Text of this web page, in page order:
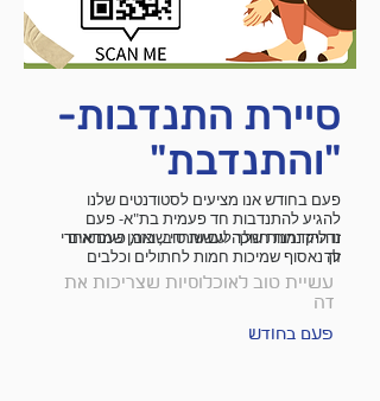
פעם בחודש אנו מציעים לסטודנטים שלנו
להגיע להתנדבות חד פעמית בת"א- פעם
נדליק נרות חנוכה עם שורדי שואה, פעם אחרי
זה נאסוף שמיכות חמות לחתולים וכלבים
בעמותות אימוץ, ובהמשך ננקה חופי ים
מפסולת!
זו ההזדמנות שלך לעשות טוב, בזמן שמתאים
לך
סיירת התנדבות-
"והתנדבת"
עשיית טוב לאוכלוסיות שצריכות את
זה
פעם בחודש